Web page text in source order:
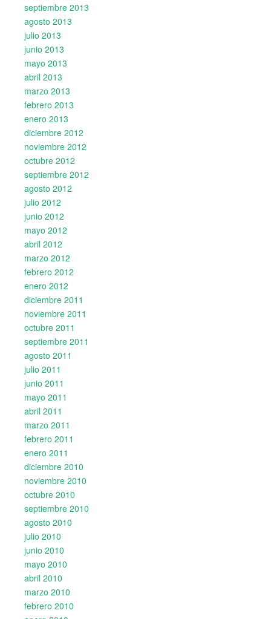
septiembre 2013
agosto 2013
julio 2013
junio 2013
mayo 2013
abril 2013
marzo 2013
febrero 2013
enero 2013
diciembre 2012
noviembre 2012
octubre 2012
septiembre 2012
agosto 2012
julio 2012
junio 2012
mayo 2012
abril 2012
marzo 2012
febrero 2012
enero 2012
diciembre 2011
noviembre 2011
octubre 2011
septiembre 2011
agosto 2011
julio 2011
junio 2011
mayo 2011
abril 2011
marzo 2011
febrero 2011
enero 2011
diciembre 2010
noviembre 2010
octubre 2010
septiembre 2010
agosto 2010
julio 2010
junio 2010
mayo 2010
abril 2010
marzo 2010
febrero 2010